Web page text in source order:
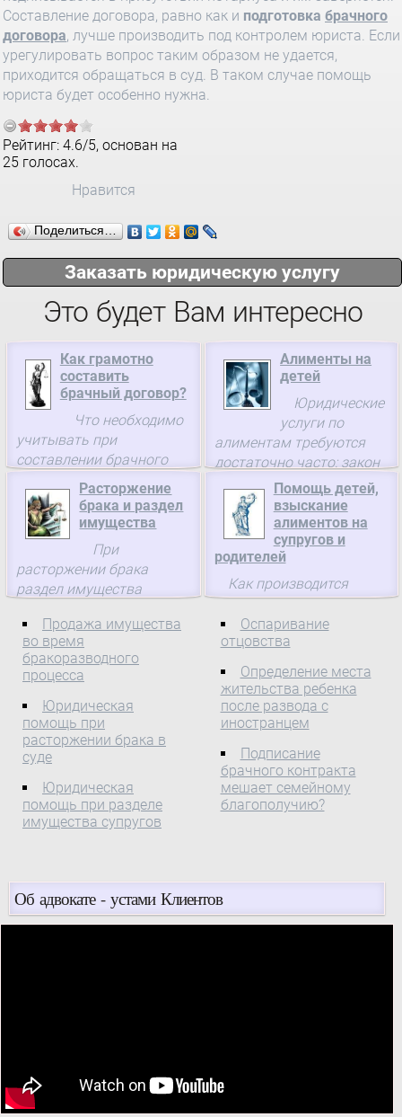
Составление договора, равно как и подготовка брачного
договора, лучше производить под контролем юриста. Если
урегулировать вопрос таким образом не удается,
приходится обращаться в суд. В таком случае помощь
юриста будет особенно нужна.
Рейтинг: 4.6/5, основан на
25 голосах.
Нравится
Поделиться…
Заказать юридическую услугу
Это будет Вам интересно
Как грамотно
составить
брачный договор?
Что необходимо
учитывать при
составлении брачного
договора, как
перевернуть закон на
свою сторону и соблюсти
все нормы, при этом не
обидев себя
Расторжение
брака и раздел
имущества
При
расторжении брака
раздел имущества
Продажа имущества
во время
бракоразводного
процесса
Юридическая
помощь при
расторжении брака в
суде
Юридическая
помощь при разделе
имущества супругов
Алименты на
детей
Юридические
услуги по
алиментам требуются
достаточно часто: закон
требует соблюдения
интересов ребенка
Помощь детей,
взыскание
алиментов на
супругов и
родителей
Как производится
взыскание алиментов на
супругов и родителей, в
каких случаях это нужно
делать, подскажет юрист
Оспаривание
отцовства
Определение места
жительства ребенка
после развода с
иностранцем
Подписание
брачного контракта
мешает семейному
благополучию?
Об адвокате - устами Клиентов